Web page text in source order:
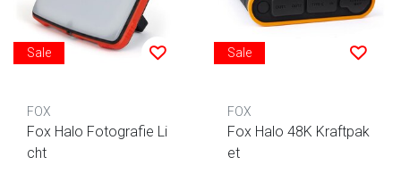
Sale
FOX
Fox Halo Fotografie Li
cht
Sale
FOX
Fox Halo 48K Kraftpak
et